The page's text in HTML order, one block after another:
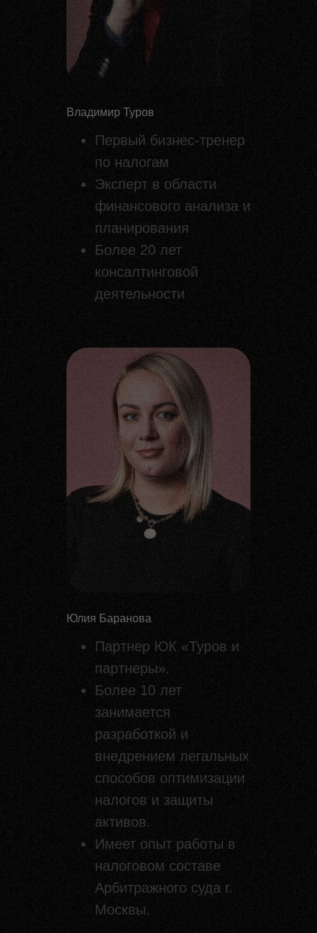
Владимир Туров
Первый бизнес-тренер
по налогам
Эксперт в области
финансового анализа и
планирования
Более 20 лет
консалтинговой
деятельности
Юлия Баранова
Партнер ЮК «Туров и
партнеры».
Более 10 лет
занимается
разработкой и
внедрением легальных
способов оптимизации
налогов и защиты
активов.
Имеет опыт работы в
налоговом составе
Арбитражного суда г.
Москвы.